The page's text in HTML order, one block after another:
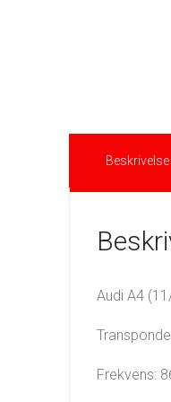
Beskrivelse
Audi A4
Frekvens: